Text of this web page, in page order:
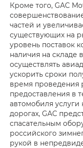
Кроме того, GAC
частей и
существующих на
уровень поставок
наличия на складе
осуществлять
ускорить сроки
время проведения
предоставления в
автомобиля
дорогах, GAC
спасательным
российского
рукой в